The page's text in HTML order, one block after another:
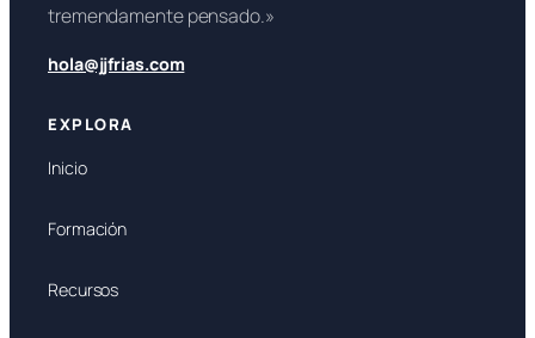
tremendamente pensado.»
hola@jjfrias.com
EXPLORA
Inicio
Formación
Recursos